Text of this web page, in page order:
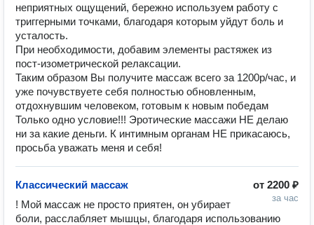
неприятных ощущений, бережно используем работу с
триггерными точками, благодаря которым уйдут боль и
усталость.
При необходимости, добавим элементы растяжек из
пост-изометрической релаксации.
Таким образом Вы получите массаж всего за 1200р/час, и
уже почувствуете себя полностью обновленным,
отдохнувшим человеком, готовым к новым победам
Только одно условие!!! Эротические массажи НЕ делаю
ни за какие деньги. К интимным органам НЕ прикасаюсь,
просьба уважать меня и себя!
от 2200 ₽
за час
Классический массаж
! Мой массаж не просто приятен, он убирает
боли, расслабляет мышцы, благодаря использованию